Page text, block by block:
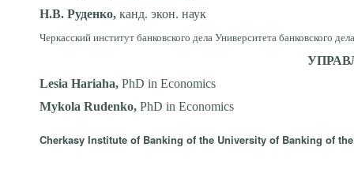
Н.В. Руденко, канд. экон. наук
Черкасский институт банковского дела Университета банковского
Lesia Hariaha, PhD in Economics
Mykola Rudenko, PhD in Economics
Cherkasy Institute of Banking of the University of Banking of